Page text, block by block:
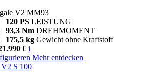
V2 MM93
120 PS LEISTUNG
93,3 Nm DREHMOMENT
175,5 kg Gewicht ohne Kraftstoff
€ i
Mehr entdecken
V2 S 100